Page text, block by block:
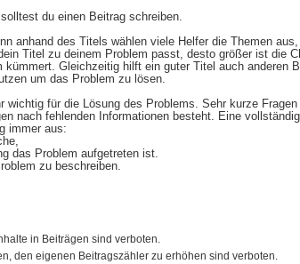
du einen Beitrag schreiben.
anhand des Titels wählen viele Helfer die Themen
Titel zu deinem Problem passt, desto größer ist die
Gleichzeitig hilft ein guter Titel auch anderen
um das Problem zu lösen.
wichtig für die Lösung des Problems. Sehr kurze
nach fehlenden Informationen besteht. Eine
immer aus:
das Problem aufgetreten ist.
zu beschreiben.
in Beiträgen sind verboten.
den eigenen Beitragszähler zu erhöhen sind verboten.